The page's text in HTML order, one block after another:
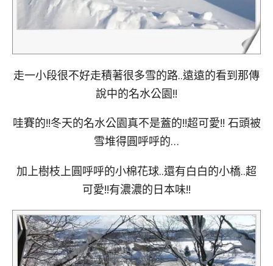
走一小段很不好走積著很多雪的路..遠遠的看到那傳
說中的名水公園!!
哇賽的!!冬天的名水公園真不是蓋的!!超可愛!! 石頭被
雪堆得圓呼呼的…
加上樹枝上圓呼呼的小棉花球..還有白白的小橋..超
可愛!!有濃濃的日本味!!